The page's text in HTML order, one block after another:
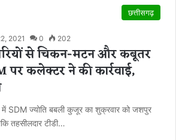
छत्तीसगढ़
2021 0 202
से चिकन-मटन और कबूतर
पर कलेक्टर ने की कार्रवाई,
SDM ज्योति बबली कुजूर का शुक्रवार को जशपुर
तहसीलदार टीडी…